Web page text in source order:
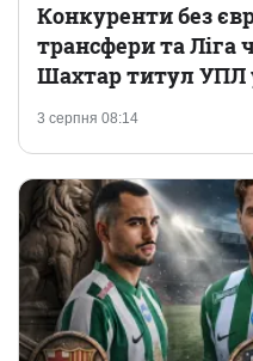
3 серпня 08:14
Конкуренти без
трансфери та Ліга
Шахтар титул УПЛ